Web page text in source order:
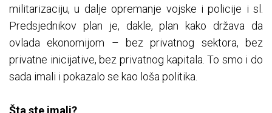
militarizaciju, u dalje opremanje vojske i policije i sl.
Predsjednikov plan je, dakle, plan kako država da
ovlada ekonomijom – bez privatnog sektora, bez
privatne inicijative, bez privatnog kapitala. To smo i do
sada imali i pokazalo se kao loša politika.
Šta ste imali?